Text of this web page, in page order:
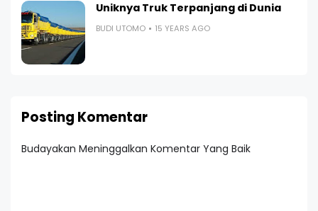
Uniknya Truk Terpanjang di Dunia
BUDI UTOMO 15 YEARS AGO
Posting Komentar
Budayakan Meninggalkan Komentar Yang Baik